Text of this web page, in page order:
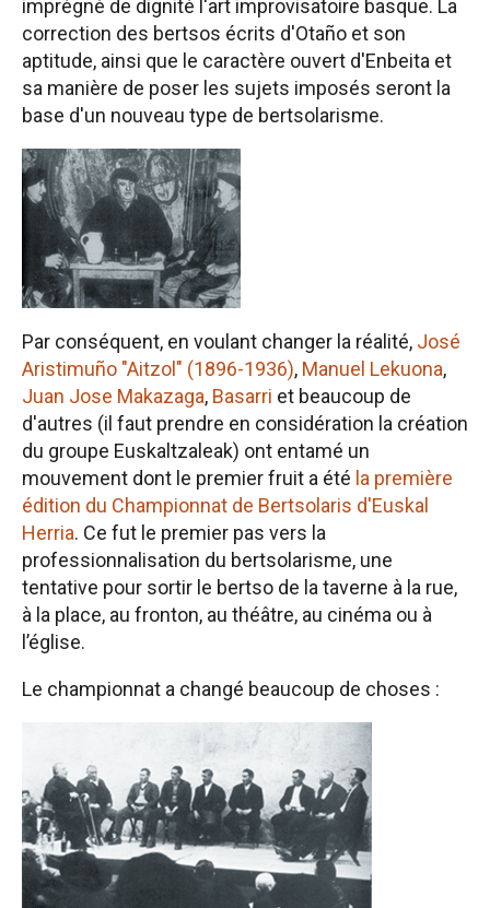
imprégné de dignité l'art improvisatoire basque. La
correction des bertsos écrits d'Otaño et son
aptitude, ainsi que le caractère ouvert d'Enbeita et
sa manière de poser les sujets imposés seront la
base d'un nouveau type de bertsolarisme.
Par conséquent, en voulant changer la réalité, José
Aristimuño "Aitzol" (1896-1936), Manuel Lekuona,
Juan Jose Makazaga, Basarri et beaucoup de
d'autres (il faut prendre en considération la création
du groupe Euskaltzaleak) ont entamé un
mouvement dont le premier fruit a été la première
édition du Championnat de Bertsolaris d'Euskal
Herria. Ce fut le premier pas vers la
professionnalisation du bertsolarisme, une
tentative pour sortir le bertso de la taverne à la rue,
à la place, au fronton, au théâtre, au cinéma ou à
l’église.
Le championnat a changé beaucoup de choses :